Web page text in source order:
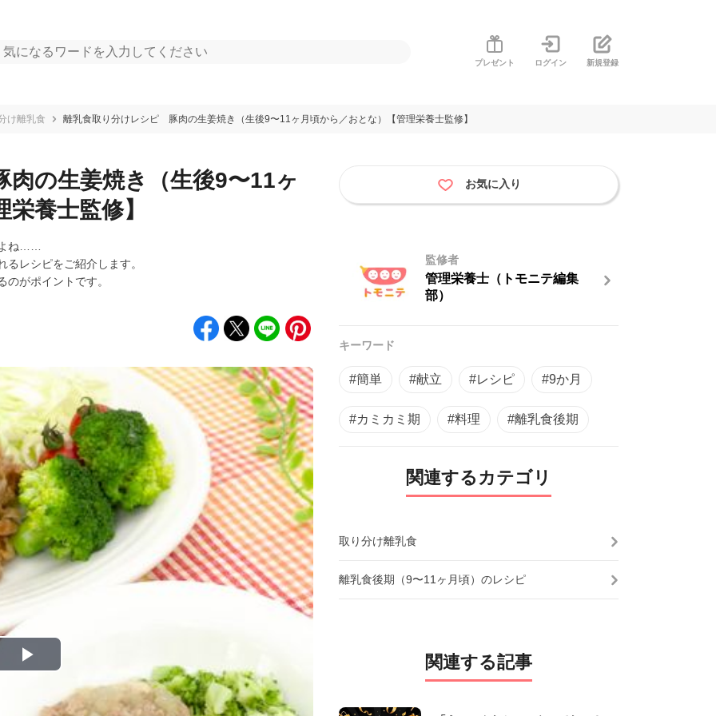
プレゼント ログイン 新規登録
け離乳食 離乳食取り分けレシピ 豚肉の生姜焼き（生後9〜11ヶ月頃から／おとな）【管理栄養士監修】
の生姜焼き（生後9〜11ヶ
養士監修】
ね……
レシピをご紹介します。
がポイントです。
P
お気に入り
監修者
管理栄養士（トモニテ編集
部）
キーワード
#簡単 #献立 #レシピ #9か月
#カミカミ期 #料理 #離乳食後期
関連するカテゴリ
取り分け離乳食
離乳食後期（9〜11ヶ月頃）のレシピ
関連する記事